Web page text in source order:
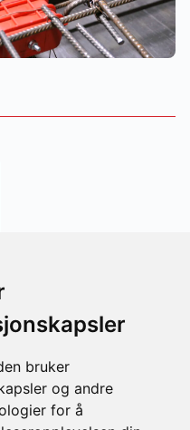
bruker
og andre
for å